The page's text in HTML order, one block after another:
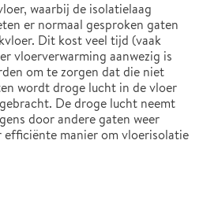
waarbij de isolatielaag
er normaal gesproken gaten
Dit kost veel tijd (vaak
vloerverwarming aanwezig is
om te zorgen dat die niet
wordt droge lucht in de vloer
De droge lucht neemt
door andere gaten weer
efficiënte manier om vloerisolatie